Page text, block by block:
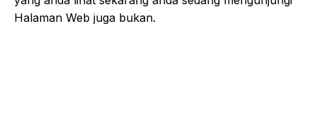
Halaman Web juga bukan.